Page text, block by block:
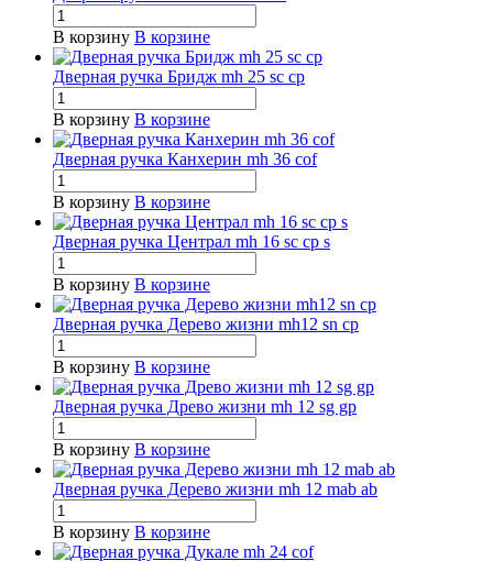
В корзину В корзине
Дверная ручка Бридж mh 25 sc cp
В корзину В корзине
Дверная ручка Канхерин mh 36 cof
В корзину В корзине
Дверная ручка Централ mh 16 sc cp s
В корзину В корзине
Дверная ручка Дерево жизни mh12 sn cp
В корзину В корзине
Дверная ручка Древо жизни mh 12 sg gp
В корзину В корзине
Дверная ручка Дерево жизни mh 12 mab ab
В корзину В корзине